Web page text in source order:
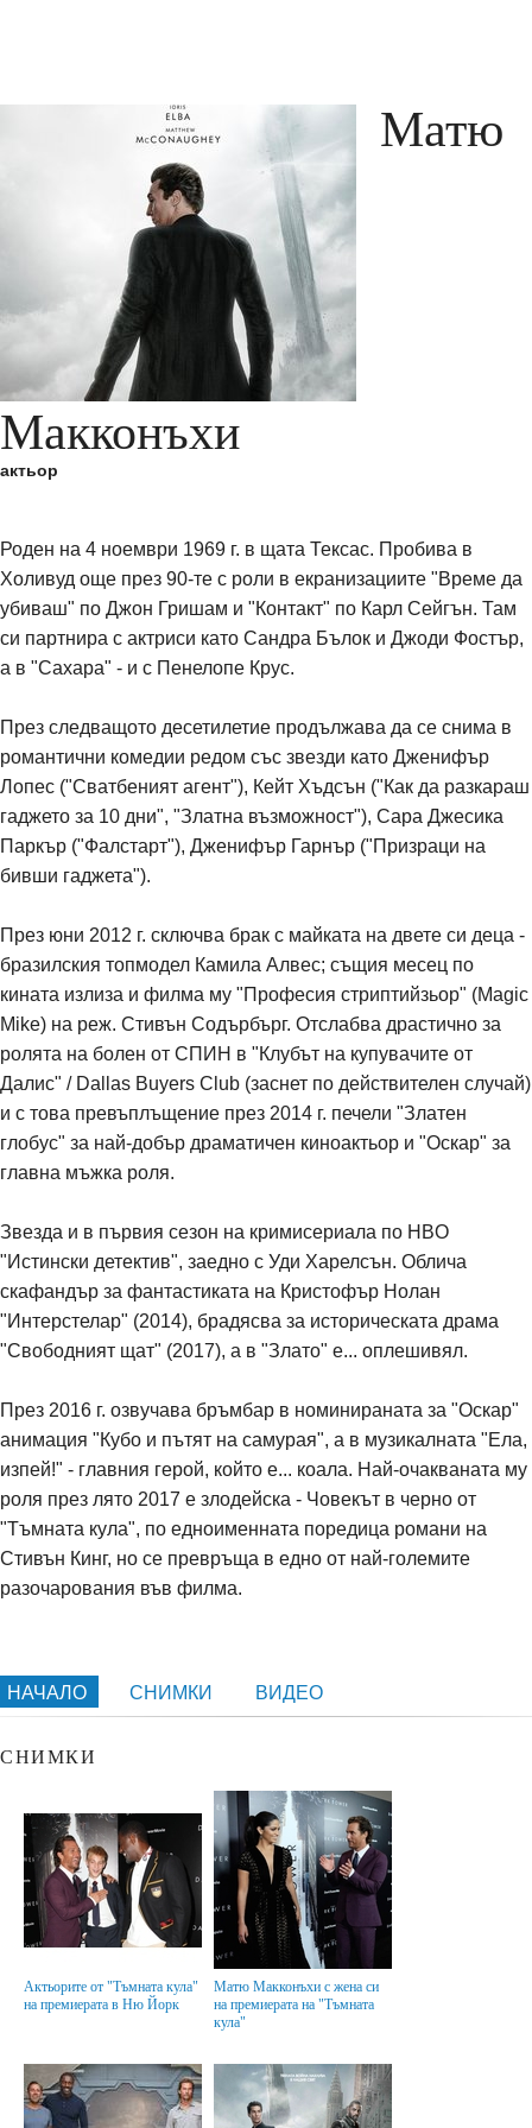
Матю
Макконъхи
актьор
Роден на 4 ноември 1969 г. в щата Тексас. Пробива в
Холивуд още през 90-те с роли в екранизациите "Време да
убиваш" по Джон Гришам и "Контакт" по Карл Сейгън. Там
си партнира с актриси като Сандра Бълок и Джоди Фостър,
а в "Сахара" - и с Пенелопе Крус.
През следващото десетилетие продължава да се снима в
романтични комедии редом със звезди като Дженифър
Лопес ("Сватбеният агент"), Кейт Хъдсън ("Как да разкараш
гаджето за 10 дни", "Златна възможност"), Сара Джесика
Паркър ("Фалстарт"), Дженифър Гарнър ("Призраци на
бивши гаджета").
През юни 2012 г. сключва брак с майката на двете си деца -
бразилския топмодел Камила Алвес; същия месец по
кината излиза и филма му "Професия стриптийзьор" (Magic
Mike) на реж. Стивън Содърбърг. Отслабва драстично за
ролята на болен от СПИН в "Клубът на купувачите от
Далис" / Dallas Buyers Club (заснет по действителен случай)
и с това превъплъщение през 2014 г. печели "Златен
глобус" за най-добър драматичен киноактьор и "Оскар" за
главна мъжка роля.
Звезда и в първия сезон на кримисериала по HBO
"Истински детектив", заедно с Уди Харелсън. Облича
скафандър за фантастиката на Кристофър Нолан
"Интерстелар" (2014), брадясва за историческата драма
"Свободният щат" (2017), а в "Злато" е... оплешивял.
През 2016 г. озвучава бръмбар в номинираната за "Оскар"
анимация "Кубо и пътят на самурая", а в музикалната "Ела,
изпей!" - главния герой, който е... коала. Най-очакваната му
роля през лято 2017 е злодейска - Човекът в черно от
"Тъмната кула", по едноименната поредица романи на
Стивън Кинг, но се превръща в едно от най-големите
разочарования във филма.
НАЧАЛО СНИМКИ ВИДЕО
СНИМКИ
Актьорите от "Тъмната кула"
на премиерата в Ню Йорк
Матю Макконъхи с жена си
на премиерата на "Тъмната
кула"